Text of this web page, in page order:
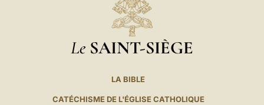
Le SAINT-SIÈGE
LA BIBLE
CATÉCHISME DE L'ÉGLISE CATHOLIQUE